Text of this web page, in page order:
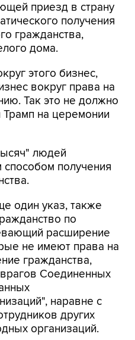
приезд в страну
получения
гражданства,
дома.
этого бизнес,
вокруг права на
Так это не должно
Трамп на церемонии
людей
способом получения
один указ, также
по
расширение
не имеют права на
гражданства,
Соединенных
наравне с
других
организаций.